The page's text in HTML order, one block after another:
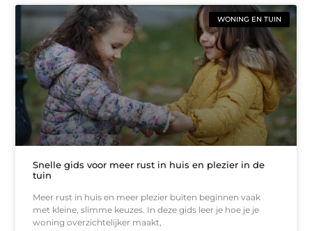
WONING EN TUIN
Snelle gids voor meer rust in huis en plezier in de
tuin
Meer rust in huis en meer plezier buiten beginnen vaak
met kleine, slimme keuzes. In deze gids leer je hoe je je
woning overzichtelijker maakt,